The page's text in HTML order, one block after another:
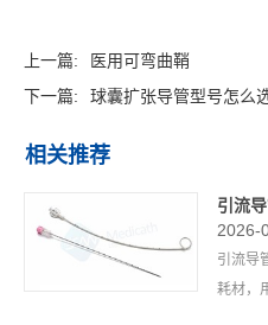
上一篇:
医用可弯曲鞘
下一篇:
球囊扩张导管型号怎么
相关推荐
引流
2026-
引流导
耗材，